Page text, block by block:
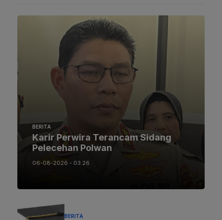
BERITA
Karir Perwira Terancam Sidang
Pelecehan Polwan
06-08-2026 - 03.26
BERITA